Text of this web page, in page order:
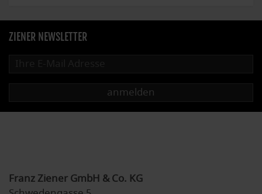
ZIENER NEWSLETTER
anmelden
Franz Ziener GmbH & Co. KG